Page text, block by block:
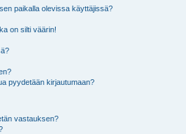
paikalla olevissa käyttäjissä?
on silti väärin!
pyydetään kirjautumaan?
vastauksen?